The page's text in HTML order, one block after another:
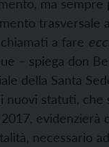
ma sempre
trasversale
a fare
– spiega don
della Santa
nuovi statuti, che
evidenzierà
necessario